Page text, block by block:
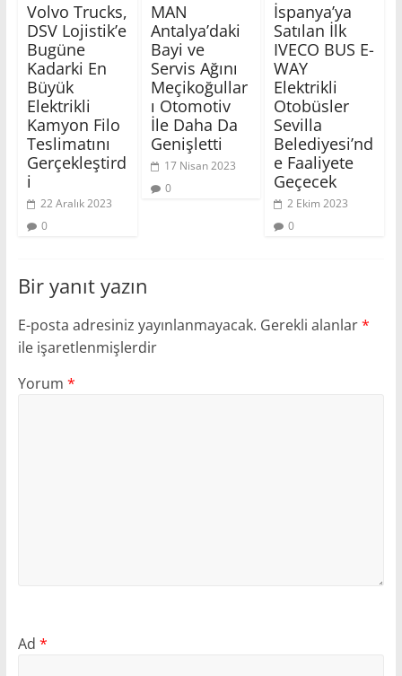
Volvo Trucks,
DSV Lojistik’e
Bugüne
Kadarki En
Büyük
Elektrikli
Kamyon Filo
Teslimatını
Gerçekleştird
i
22 Aralık 2023
0
MAN
Antalya’daki
Bayi ve
Servis Ağını
Meçikoğullar
ı Otomotiv
İle Daha Da
Genişletti
17 Nisan 2023
0
İspanya’ya
Satılan İlk
IVECO BUS E-
WAY
Elektrikli
Otobüsler
Sevilla
Belediyesi’nd
e Faaliyete
Geçecek
2 Ekim 2023
0
Bir yanıt yazın
E-posta adresiniz yayınlanmayacak. Gerekli alanlar*
ile işaretlenmişlerdir
Yorum *
Ad *